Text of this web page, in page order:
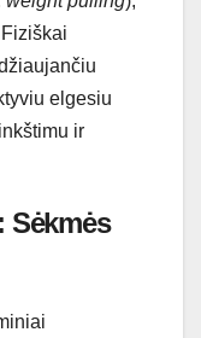
elgesiu
ir
Sėkmės